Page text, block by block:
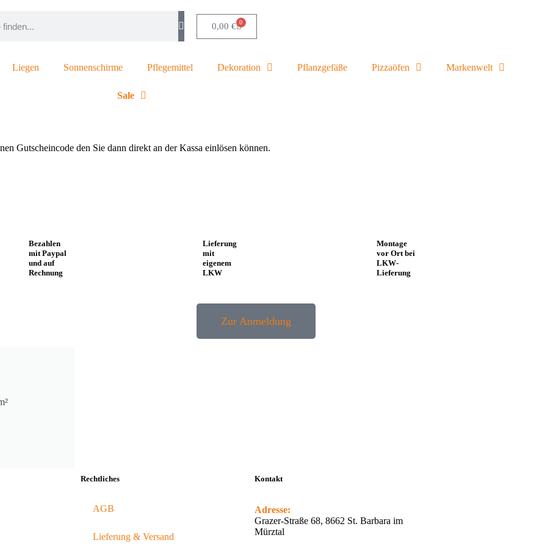
0,00 € 0
Liegen Sonnenschirme Pflegemittel Dekoration Pflanzgefäße Pizzaöfen Markenwelt
Sale
Gutscheincode den Sie dann direkt an der Kassa einlösen können.
Bezahlen
mit Paypal
und auf
Rechnung
Lieferung
mit
eigenem
LKW
Montage
vor Ort bei
LKW-
Lieferung
Zur Anmeldung
Rechtliches
AGB
Lieferung & Versand
Kontakt
Adresse:
Grazer-Straße 68, 8662 St. Barbara im
Mürztal